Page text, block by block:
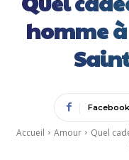
homme
Facebook
Accueil Amour
Quel